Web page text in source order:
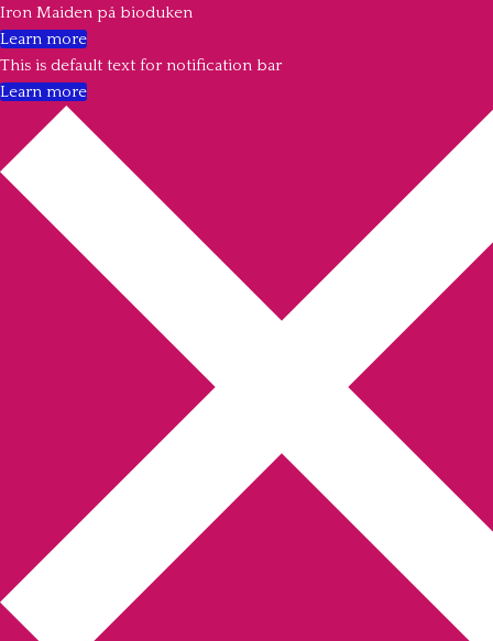
Iron Maiden på bioduken
Learn more
This is default text for notification bar
Learn more